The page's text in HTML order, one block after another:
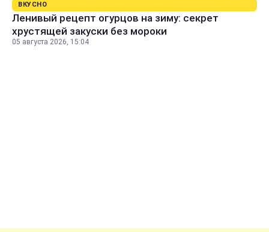
ВКУСНО
Ленивый рецепт огурцов на зиму: секрет
хрустящей закуски без мороки
05 августа 2026, 15:04